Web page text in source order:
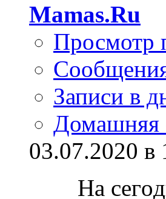
Mamas.Ru
Просмотр
Записи в
Домашняя
03.07.2020 в
На